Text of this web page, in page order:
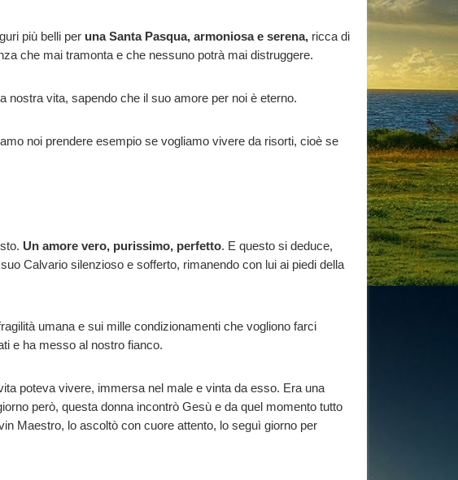
più belli per una Santa Pasqua, armoniosa e serena, ricca di
che mai tramonta e che nessuno potrà mai distruggere.
vita, sapendo che il suo amore per noi è eterno.
noi prendere esempio se vogliamo vivere da risorti, cioè se
Un amore vero, purissimo, perfetto. E questo si deduce,
Calvario silenzioso e sofferto, rimanendo con lui ai piedi della
umana e sui mille condizionamenti che vogliono farci
e ha messo al nostro fianco.
poteva vivere, immersa nel male e vinta da esso. Era una
però, questa donna incontrò Gesù e da quel momento tutto
Maestro, lo ascoltò con cuore attento, lo seguì giorno per